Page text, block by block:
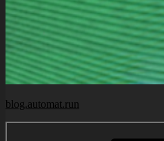
blog.automat.run